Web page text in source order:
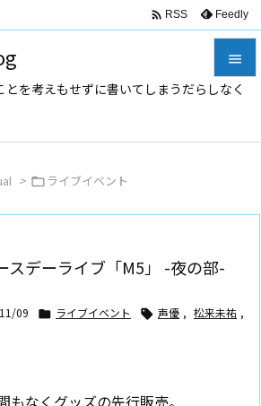
を考えもせずに書いてしまうだらしなく



検索
 RSS Feedly
>  ライブイベント
スデーライブ「M5」 -夜の部-
09  ライブイベント  声優 , 松来未祐 ,
もなくグッズの先行販売。